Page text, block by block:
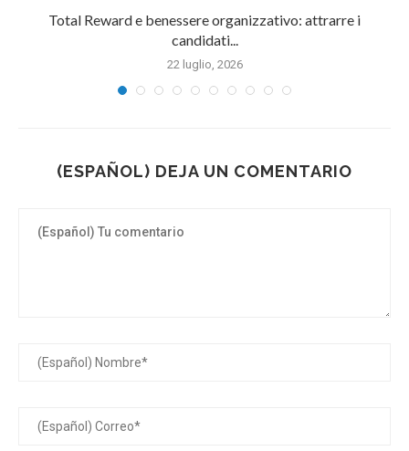
Total Reward e benessere organizzativo: attrarre i
candidati...
22 luglio, 2026
(ESPAÑOL) DEJA UN COMENTARIO